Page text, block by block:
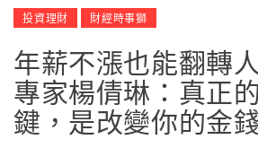
投資理財 財經時事獅
年薪不漲也能翻轉
專家楊倩琳：真正
鍵，是改變你的金